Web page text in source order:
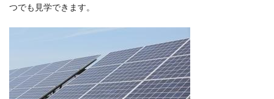
つでも見学できます。